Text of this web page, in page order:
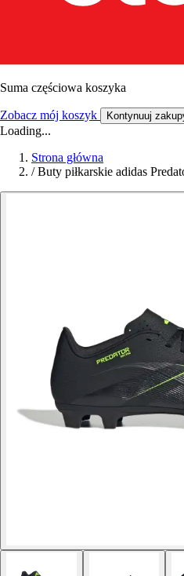
Suma częściowa koszyka
Zobacz mój koszyk Kontynuuj
Loading...
Strona główna
/ Buty piłkarskie adidas